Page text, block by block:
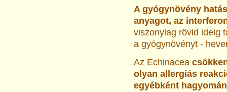
A gyógynövény
anyagot, az
viszonylag rövid ideig
a gyógynövényt -
Az Echinacea
olyan allergiás
egyébként